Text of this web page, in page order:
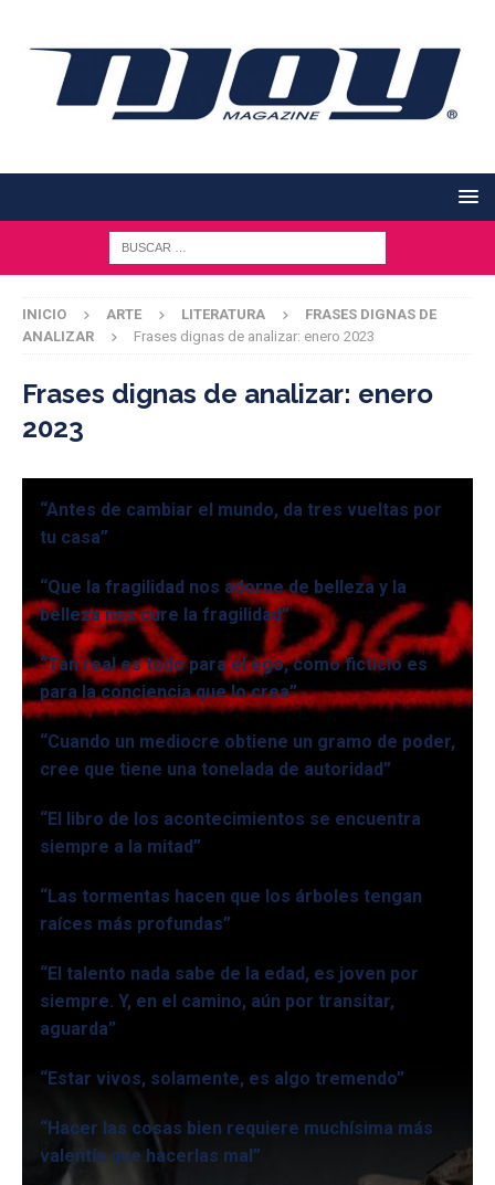
INICIO ARTE LITERATURA
FRASES DIGNAS DE
ANALIZAR
Frases dignas de analizar: enero 2023
Frases dignas de analizar: enero
2023
“Antes de cambiar el mundo, da tres vueltas por
tu casa”
“Que la fragilidad nos adorne de belleza y la
belleza nos cure la fragilidad”
“Tan real es todo para el ego, como ficticio es
para la conciencia que lo crea”
“Cuando un mediocre obtiene un gramo de poder,
cree que tiene una tonelada de autoridad”
“El libro de los acontecimientos se encuentra
siempre a la mitad”
“Las tormentas hacen que los árboles tengan
raíces más profundas”
“El talento nada sabe de la edad, es joven por
siempre. Y, en el camino, aún por transitar,
aguarda”
“Estar vivos, solamente, es algo tremendo”
“Hacer las cosas bien requiere muchísima más
valentía que hacerlas mal”